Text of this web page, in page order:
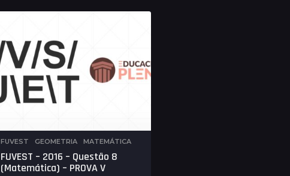
FUVEST ,GEOMETRIA ,MATEMÁTICA
FUVEST – 2016 – Questão 8
(Matemática) – PROVA V